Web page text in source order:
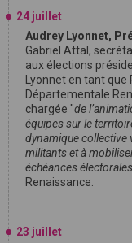
24 juillet
Audrey Lyonnet,
Gabriel Attal,
aux élections
Lyonnet en tant
Départementale
chargée "de
équipes sur le
dynamique collective
militants et à
échéances électorales
Renaissance.
23 juillet